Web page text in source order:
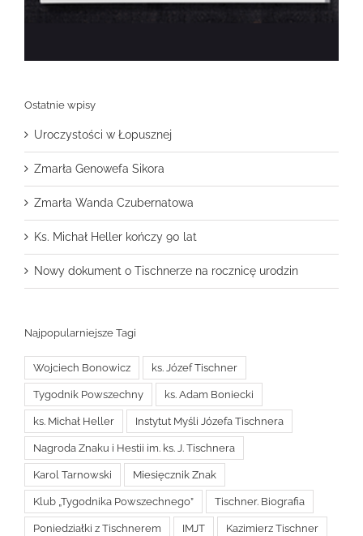
Ostatnie wpisy
Uroczystości w Łopusznej
Zmarła Genowefa Sikora
Zmarła Wanda Czubernatowa
Ks. Michał Heller kończy 90 lat
Nowy dokument o Tischnerze na rocznicę urodzin
Najpopularniejsze Tagi
Wojciech Bonowicz ks. Józef Tischner
Tygodnik Powszechny ks. Adam Boniecki
ks. Michał Heller Instytut Myśli Józefa Tischnera
Nagroda Znaku i Hestii im. ks. J. Tischnera
Karol Tarnowski Miesięcznik Znak
Klub „Tygodnika Powszechnego” Tischner. Biografia
Poniedziałki z Tischnerem IMJT Kazimierz Tischner